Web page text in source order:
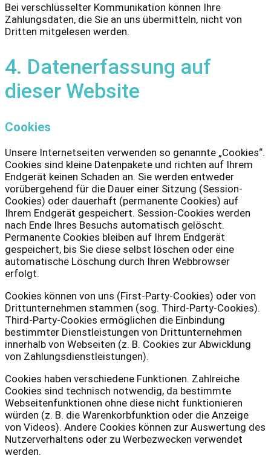
Bei verschlüsselter Kommunikation können Ihre
Zahlungsdaten, die Sie an uns übermitteln, nicht von
Dritten mitgelesen werden.
4. Datenerfassung auf
dieser Website
Cookies
Unsere Internetseiten verwenden so genannte „Cookies“.
Cookies sind kleine Datenpakete und richten auf Ihrem
Endgerät keinen Schaden an. Sie werden entweder
vorübergehend für die Dauer einer Sitzung (Session-
Cookies) oder dauerhaft (permanente Cookies) auf
Ihrem Endgerät gespeichert. Session-Cookies werden
nach Ende Ihres Besuchs automatisch gelöscht.
Permanente Cookies bleiben auf Ihrem Endgerät
gespeichert, bis Sie diese selbst löschen oder eine
automatische Löschung durch Ihren Webbrowser
erfolgt.
Cookies können von uns (First-Party-Cookies) oder von
Drittunternehmen stammen (sog. Third-Party-Cookies).
Third-Party-Cookies ermöglichen die Einbindung
bestimmter Dienstleistungen von Drittunternehmen
innerhalb von Webseiten (z. B. Cookies zur Abwicklung
von Zahlungsdienstleistungen).
Cookies haben verschiedene Funktionen. Zahlreiche
Cookies sind technisch notwendig, da bestimmte
Webseitenfunktionen ohne diese nicht funktionieren
würden (z. B. die Warenkorbfunktion oder die Anzeige
von Videos). Andere Cookies können zur Auswertung des
Nutzerverhaltens oder zu Werbezwecken verwendet
werden.